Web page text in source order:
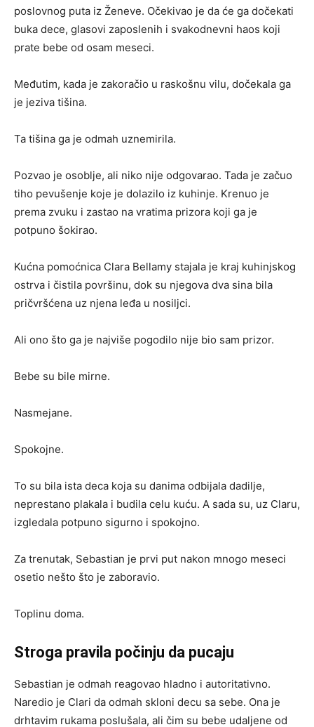
poslovnog puta iz Ženeve. Očekivao je da će ga dočekati
buka dece, glasovi zaposlenih i svakodnevni haos koji
prate bebe od osam meseci.
Međutim, kada je zakoračio u raskošnu vilu, dočekala ga
je jeziva tišina.
Ta tišina ga je odmah uznemirila.
Pozvao je osoblje, ali niko nije odgovarao. Tada je začuo
tiho pevušenje koje je dolazilo iz kuhinje. Krenuo je
prema zvuku i zastao na vratima prizora koji ga je
potpuno šokirao.
Kućna pomoćnica Clara Bellamy stajala je kraj kuhinjskog
ostrva i čistila površinu, dok su njegova dva sina bila
pričvršćena uz njena leđa u nosiljci.
Ali ono što ga je najviše pogodilo nije bio sam prizor.
Bebe su bile mirne.
Nasmejane.
Spokojne.
To su bila ista deca koja su danima odbijala dadilje,
neprestano plakala i budila celu kuću. A sada su, uz Claru,
izgledala potpuno sigurno i spokojno.
Za trenutak, Sebastian je prvi put nakon mnogo meseci
osetio nešto što je zaboravio.
Toplinu doma.
Stroga pravila počinju da pucaju
Sebastian je odmah reagovao hladno i autoritativno.
Naredio je Clari da odmah skloni decu sa sebe. Ona je
drhtavim rukama poslušala, ali čim su bebe udaljene od